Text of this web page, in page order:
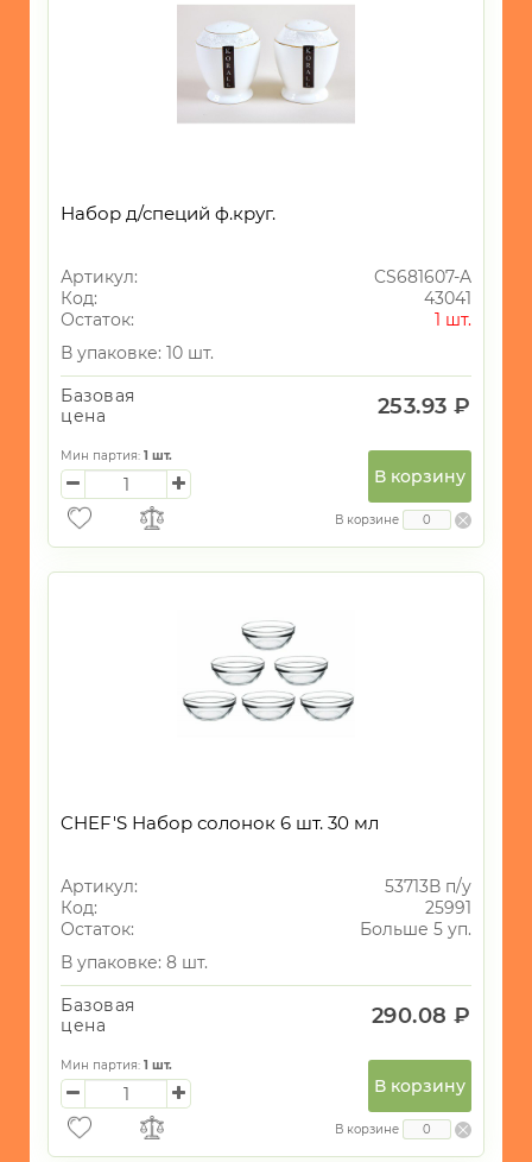
Набор д/специй ф.круг.
Артикул:
CS681607-A
Код:
43041
Остаток:
1 шт.
В упаковке: 10 шт.
Базовая
цена
253.93 ₽
Мин партия: 1 шт.
В корзину
В корзине
CHEF'S Набор солонок 6 шт. 30 мл
Артикул:
53713В п/у
Код:
25991
Остаток:
Больше 5 уп.
В упаковке: 8 шт.
Базовая
цена
290.08 ₽
Мин партия: 1 шт.
В корзину
В корзине